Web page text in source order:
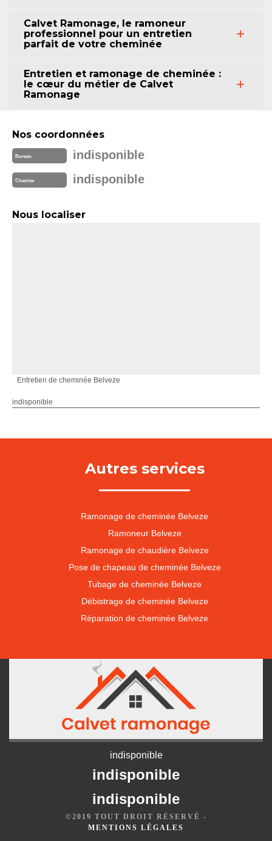
Calvet Ramonage, le ramoneur
professionnel pour un entretien
parfait de votre cheminée
Entretien et ramonage de cheminée :
le cœur du métier de Calvet
Ramonage
Nos coordonnées
Bureau indisponible
Chantier indisponible
Nous localiser
Entretien de cheminée Belveze
indisponible
Autres services
Ramonage de cheminée Belveze
Ramoneur Belveze
Ramonage de chaudière Belveze
Pose de chapeau de cheminée Belveze
Tubage de cheminée Belveze
Débistrage de cheminée Belveze
Réparation de cheminée Belveze
indisponible
indisponible
indisponible
©2019 TOUT DROIT RÉSERVÉ -
MENTIONS LÉGALES